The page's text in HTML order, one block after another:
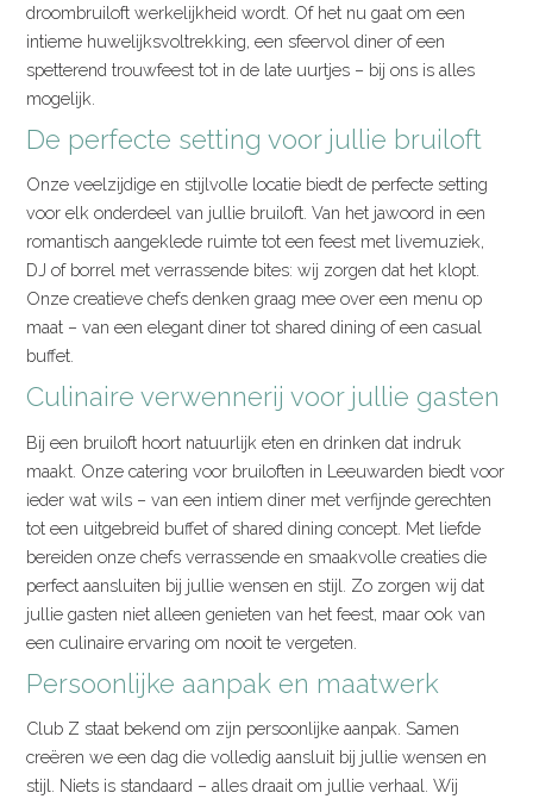
droombruiloft werkelijkheid wordt. Of het nu gaat om een
intieme huwelijksvoltrekking, een sfeervol diner of een
spetterend trouwfeest tot in de late uurtjes – bij ons is alles
mogelijk.
De perfecte setting voor jullie bruiloft
Onze veelzijdige en stijlvolle locatie biedt de perfecte setting
voor elk onderdeel van jullie bruiloft. Van het jawoord in een
romantisch aangeklede ruimte tot een feest met livemuziek,
DJ of borrel met verrassende bites: wij zorgen dat het klopt.
Onze creatieve chefs denken graag mee over een menu op
maat – van een elegant diner tot shared dining of een casual
buffet.
Culinaire verwennerij voor jullie gasten
Bij een bruiloft hoort natuurlijk eten en drinken dat indruk
maakt. Onze catering voor bruiloften in Leeuwarden biedt voor
ieder wat wils – van een intiem diner met verfijnde gerechten
tot een uitgebreid buffet of shared dining concept. Met liefde
bereiden onze chefs verrassende en smaakvolle creaties die
perfect aansluiten bij jullie wensen en stijl. Zo zorgen wij dat
jullie gasten niet alleen genieten van het feest, maar ook van
een culinaire ervaring om nooit te vergeten.
Persoonlijke aanpak en maatwerk
Club Z staat bekend om zijn persoonlijke aanpak. Samen
creëren we een dag die volledig aansluit bij jullie wensen en
stijl. Niets is standaard – alles draait om jullie verhaal. Wij